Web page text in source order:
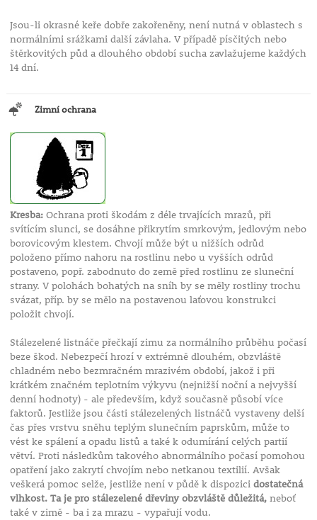
Jsou-li okrasné keře dobře zakořeněny, není nutná v oblastech s
normálními srážkami další závlaha. V případě písčitých nebo
štěrkovitých půd a dlouhého období sucha zavlažujeme každých
14 dní.
Zimní ochrana
Kresba:Ochrana proti škodám z déle trvajících mrazů, při
svítícím slunci, se dosáhne přikrytím smrkovým, jedlovým nebo
borovicovým klestem. Chvojí může být u nižších odrůd
položeno přímo nahoru na rostlinu nebo u vyšších odrůd
postaveno, popř. zabodnuto do země před rostlinu ze sluneční
strany. V polohách bohatých na sníh by se měly rostliny trochu
svázat, příp. by se mělo na postavenou laťovou konstrukci
položit chvojí.
Stálezelené listnáče přečkají zimu za normálního průběhu počasí
beze škod. Nebezpečí hrozí v extrémně dlouhém, obzvláště
chladném nebo bezmračném mrazivém období, jakož i při
krátkém značném teplotním výkyvu (nejnižší noční a nejvyšší
denní hodnoty) - ale především, když současně působí více
faktorů. Jestliže jsou části stálezelených listnáčů vystaveny delší
čas přes vrstvu sněhu teplým slunečním paprskům, může to
vést ke spálení a opadu listů a také k odumírání celých partií
větví. Proti následkům takového abnormálního počasí pomohou
opatření jako zakrytí chvojím nebo netkanou textilií. Avšak
veškerá pomoc selže, jestliže není v půdě k dispozici dostatečná
vlhkost. Ta je pro stálezelené dřeviny obzvláště důležitá,neboť
také v zimě - ba i za mrazu - vypařují vodu.